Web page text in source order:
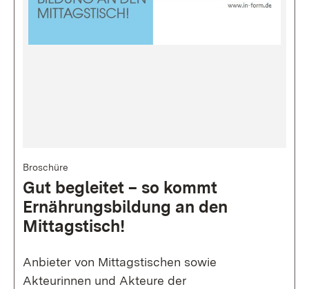
Broschüre
Gut beglei­tet – so kommt
Ernährungs­bildung an den
Mittags­tisch!
Anbieter von Mittagstischen sowie
Akteurinnen und Akteure der